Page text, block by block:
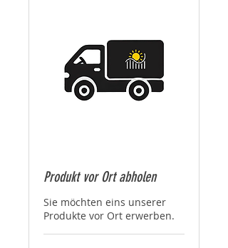
Produkt vor Ort abholen
Sie möchten eins unserer
Produkte vor Ort erwerben.